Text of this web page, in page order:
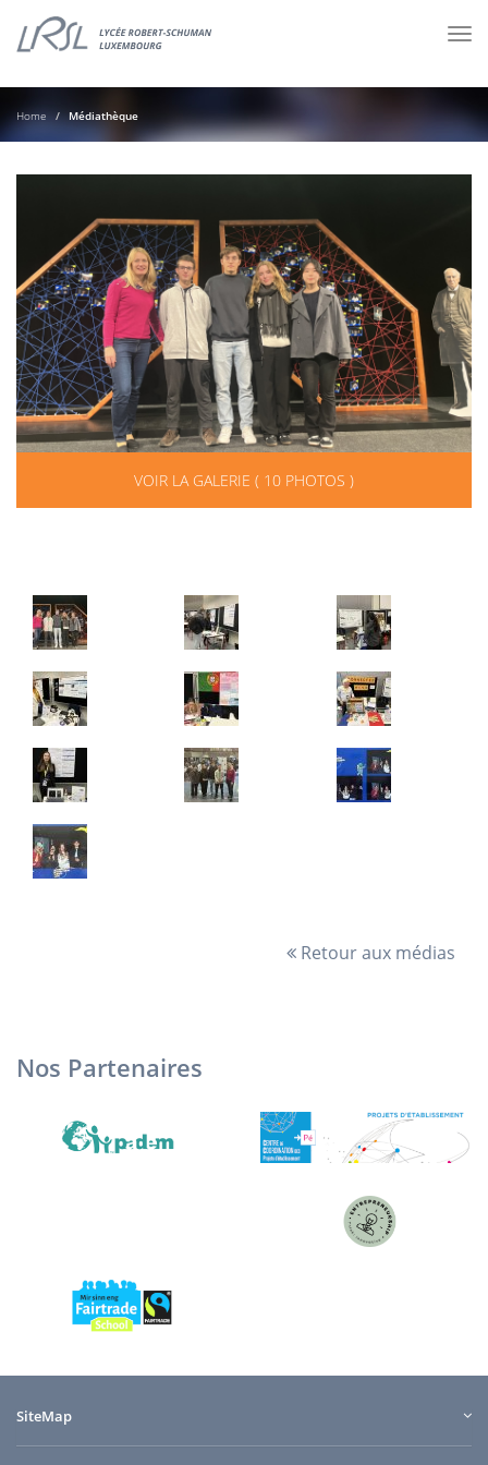
Home Médiathèque
VOIR LA GALERIE ( 10 PHOTOS )
Retour aux médias
Nos Partenaires
SiteMap